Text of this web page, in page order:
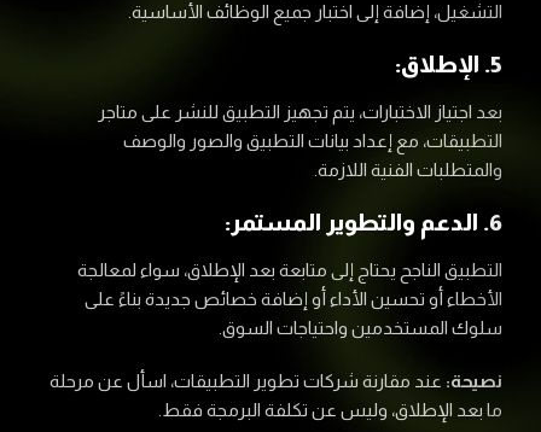
التشغيل، إضافة إلى اختبار جميع الوظائف الأساسية.
5. الإطلاق:
بعد اجتياز الاختبارات، يتم تجهيز التطبيق للنشر على متاجر
التطبيقات، مع إعداد بيانات التطبيق والصور والوصف
والمتطلبات الفنية اللازمة.
6. الدعم والتطوير المستمر:
التطبيق الناجح يحتاج إلى متابعة بعد الإطلاق، سواء لمعالجة
الأخطاء أو تحسين الأداء أو إضافة خصائص جديدة بناءً على
سلوك المستخدمين واحتياجات السوق.
نصيحة: عند مقارنة شركات تطوير التطبيقات، اسأل عن مرحلة
ما بعد الإطلاق، وليس عن تكلفة البرمجة فقط.